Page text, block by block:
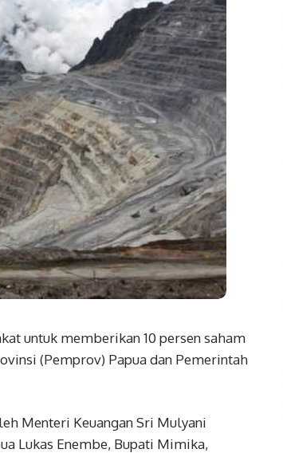
untuk memberikan 10 persen saham
(Pemprov) Papua dan Pemerintah
Menteri Keuangan Sri Mulyani
Lukas Enembe, Bupati Mimika,